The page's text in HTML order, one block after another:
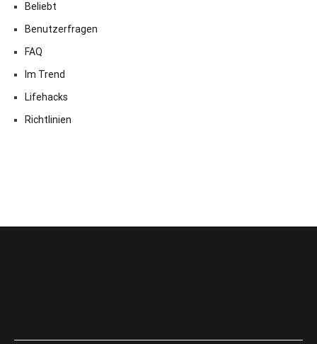
Beliebt
Benutzerfragen
FAQ
Im Trend
Lifehacks
Richtlinien